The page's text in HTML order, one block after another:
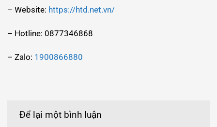
– Website: https://htd.net.vn/
– Hotline: 0877346868
– Zalo: 1900866880
Để lại một bình luận